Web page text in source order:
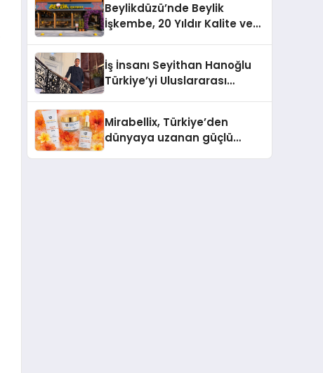
Holding Industrial City”
Projesini Hayata Geçirecek
Beylikdüzü’nde Beylik
İşkembe, 20 Yıldır Kalite ve
İş İnsanı Seyithan Hanoğlu
Türkiye’yi Uluslararası
Mirabellix, Türkiye’den
dünyaya uzanan güçlü